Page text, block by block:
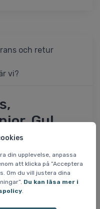
din upplevelse, anpassa
att klicka på ”Acceptera
Om du vill justera dina
Du kan läsa mer i
.
och retur
vi?
Gul
kant i kragen och
till att hålla
på vintern.